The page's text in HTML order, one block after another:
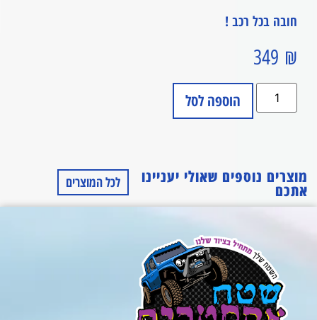
חובה בכל רכב !
349 ₪
הוספה לסל
מוצרים נוספים שאולי יעניינו
אתכם לכל המוצרים